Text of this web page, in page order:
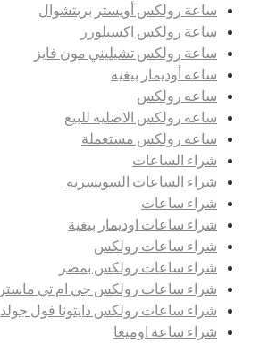
ساعة رولكس أويستر بربتشوال
ساعة رولكس اكسبلورر
ساعة رولكس تشيليني مون فايز
ساعه أوديمار بيغيه
ساعه رولكس
ساعه رولكس الاصليه للبيع
ساعه رولكس مستعملة
شراء الساعات
شراء الساعات السويسريه
شراء ساعات
شراء ساعات اوديمار بيغية
شراء ساعات رولكس
شراء ساعات رولكس بمصر
شراء ساعات رولكس جي ام تي ماستر
شراء ساعات رولكس دايتونا فول جولد
شراء ساعة اوميغا